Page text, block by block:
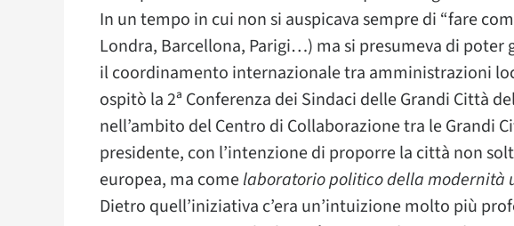
In un tempo in cui non si auspicava sempre di “fare
Londra, Barcellona, Parigi…) ma si presumeva di poter
il coordinamento internazionale tra amministrazioni
ospitò la 2ª Conferenza dei Sindaci delle Grandi Città
nell’ambito del Centro di Collaborazione tra le Grandi
presidente, con l’intenzione di proporre la città non
europea, ma comelaboratorio politico della modernità
Dietro quell’iniziativa c’era un’intuizione molto più